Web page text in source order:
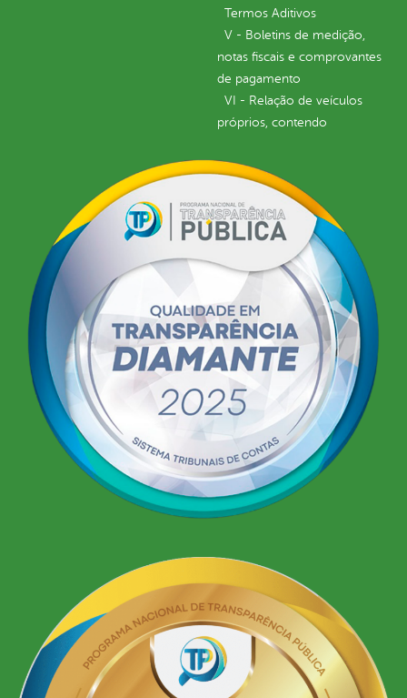
Termos Aditivos
V - Boletins de medição,
notas fiscais e comprovantes
de pagamento
VI - Relação de veículos
próprios, contendo